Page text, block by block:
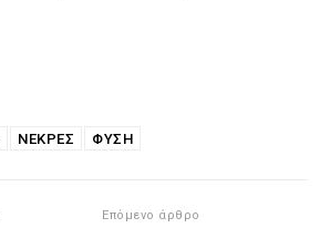
ΝΕΚΡΈΣ ΦΥΣΗ
Επόμενο άρθρο